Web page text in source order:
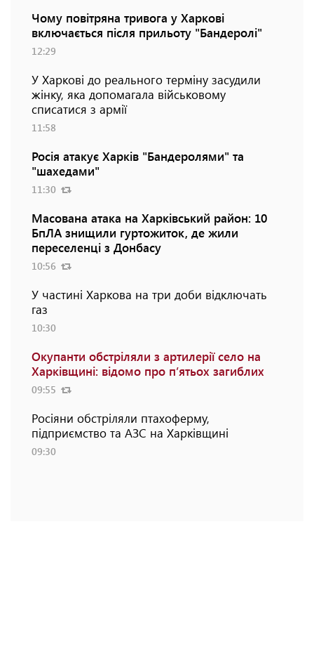
Чому повітряна тривога у Харкові
включається після прильоту "Бандеролі"
12:29
У Харкові до реального терміну засудили
жінку, яка допомагала військовому
списатися з армії
11:58
Росія атакує Харків "Бандеролями" та
"шахедами"
11:30
Масована атака на Харківський район: 10
БпЛА знищили гуртожиток, де жили
переселенці з Донбасу
10:56
У частині Харкова на три доби відключать
газ
10:30
Окупанти обстріляли з артилерії село на
Харківщині: відомо про п’ятьох загиблих
09:55
Росіяни обстріляли птахоферму,
підприємство та АЗС на Харківщині
09:30